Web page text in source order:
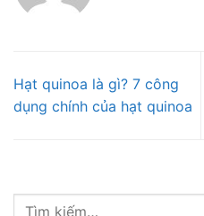
Hạt quinoa là gì? 7 công
dụng chính của hạt quinoa